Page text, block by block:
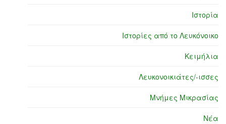
Ιστορία
Ιστορίες από το Λευκόνοικο
Κειμήλια
Λευκονοικιάτες/-ισσες
Μνήμες Μικρασίας
Νέα